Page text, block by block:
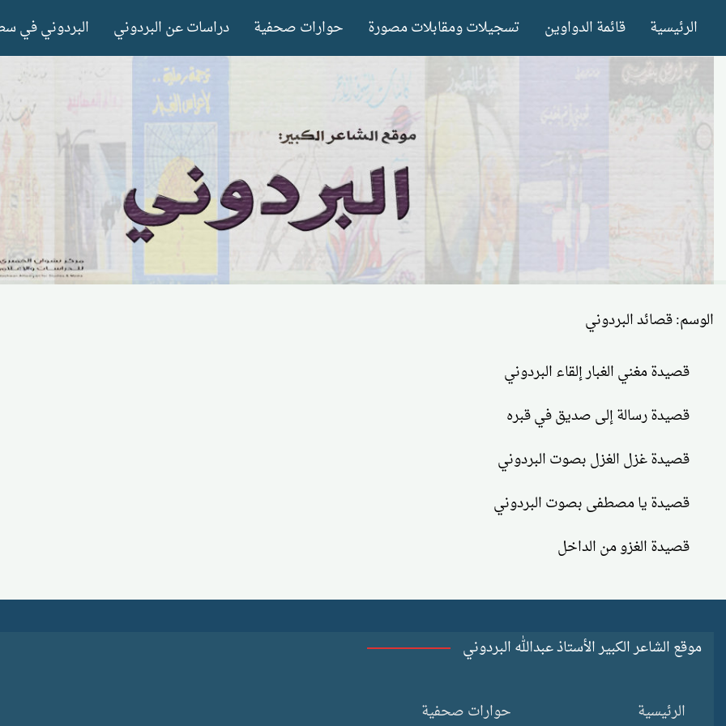
content
الرئيسية قائمة الدواوين تسجيلات ومقابلات مصورة حوارات صحفية دراسات عن البردوني البردوني في
الوسم:قصائد البردوني
قصيدة مغني الغبار إلقاء البردوني
قصيدة رسالة إلى صديق في قبره
قصيدة غزل الغزل بصوت البردوني
قصيدة يا مصطفى بصوت البردوني
قصيدة الغزو من الداخل
موقع الشاعر الكبير الأستاذ عبدالله البردوني
الرئيسية حوارات صحفية